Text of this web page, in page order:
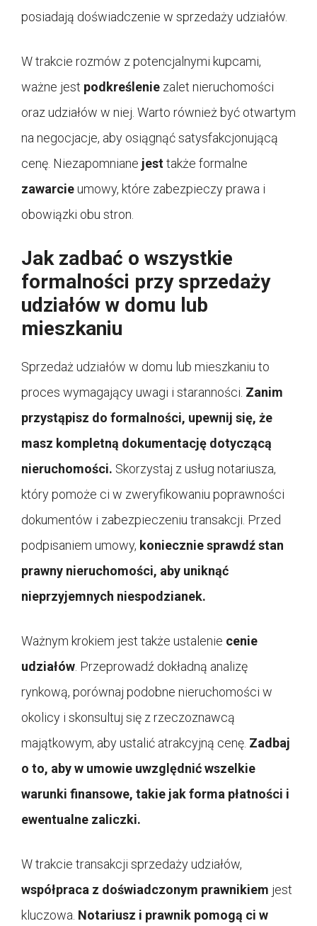
posiadają doświadczenie w sprzedaży udziałów.
W trakcie rozmów z potencjalnymi kupcami,
ważne jest podkreślenie zalet nieruchomości
oraz udziałów w niej. Warto również być otwartym
na negocjacje, aby osiągnąć satysfakcjonującą
cenę. Niezapomniane jesttakże formalne
zawarcieumowy, które zabezpieczy prawa i
obowiązki obu stron.
Jak zadbać o wszystkie
formalności przy sprzedaży
udziałów w domu lub
mieszkaniu
Sprzedaż udziałów w domu lub mieszkaniu to
proces wymagający uwagi i staranności. Zanim
przystąpisz do formalności, upewnij się, że
masz kompletną dokumentację dotyczącą
nieruchomości. Skorzystaj z usług notariusza,
który pomoże ci w zweryfikowaniu poprawności
dokumentów i zabezpieczeniu transakcji. Przed
podpisaniem umowy, koniecznie sprawdź stan
prawny nieruchomości, aby uniknąć
nieprzyjemnych niespodzianek.
Ważnym krokiem jest także ustalenie cenie
udziałów . Przeprowadź dokładną analizę
rynkową, porównaj podobne nieruchomości w
okolicy i skonsultuj się z rzeczoznawcą
majątkowym, aby ustalić atrakcyjną cenę. Zadbaj
o to, aby w umowie uwzględnić wszelkie
warunki finansowe, takie jak forma płatności i
ewentualne zaliczki.
W trakcie transakcji sprzedaży udziałów,
współpraca z doświadczonym prawnikiem jest
kluczowa. Notariusz i prawnik pomogą ci w